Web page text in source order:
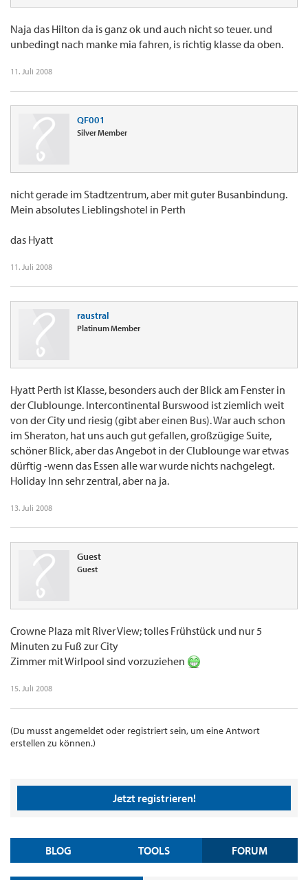
Naja das Hilton da is ganz ok und auch nicht so teuer. und
unbedingt nach manke mia fahren, is richtig klasse da oben.
11. Juli 2008
QF001
Silver Member
nicht gerade im Stadtzentrum, aber mit guter Busanbindung.
Mein absolutes Lieblingshotel in Perth
das Hyatt
11. Juli 2008
raustral
Platinum Member
Hyatt Perth ist Klasse, besonders auch der Blick am Fenster in
der Clublounge. Intercontinental Burswood ist ziemlich weit
von der City und riesig (gibt aber einen Bus). War auch schon
im Sheraton, hat uns auch gut gefallen, großzügige Suite,
schöner Blick, aber das Angebot in der Clublounge war etwas
dürftig -wenn das Essen alle war wurde nichts nachgelegt.
Holiday Inn sehr zentral, aber na ja.
13. Juli 2008
Guest
Guest
Crowne Plaza mit River View; tolles Frühstück und nur 5
Minuten zu Fuß zur City
Zimmer mit Wirlpool sind vorzuziehen
15. Juli 2008
(Du musst angemeldet oder registriert sein, um eine Antwort
erstellen zu können.)
Jetzt registrieren!
BLOG TOOLS FORUM